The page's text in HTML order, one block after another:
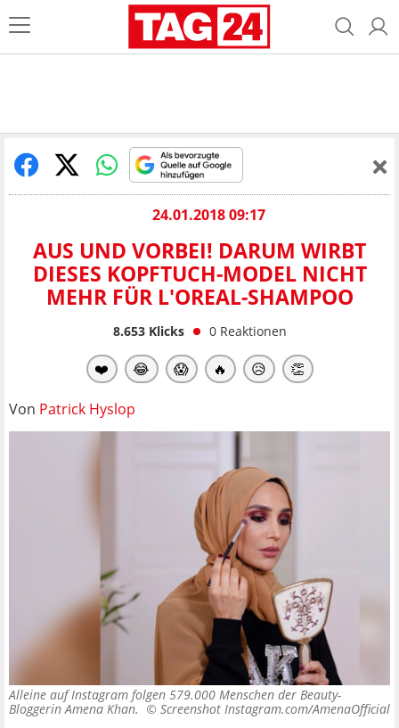
24.01.2018 09:17
AUS UND VORBEI! DARUM WIRBT
DIESES KOPFTUCH-MODEL NICHT
MEHR FÜR L'OREAL-SHAMPOO
8.653Klicks 0 Reaktionen
❤️ 😂 😱 🔥 😥 👏
Von Patrick Hyslop
Alleine auf Instagram folgen 579.000 Menschen der Beauty-
Bloggerin Amena Khan. © Screenshot Instagram.com/AmenaOfficial